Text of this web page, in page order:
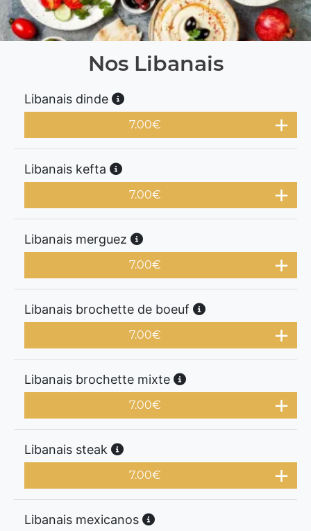
Nos Libanais
Libanais dinde
7.00€
Libanais kefta
7.00€
Libanais merguez
7.00€
Libanais brochette de boeuf
7.00€
Libanais brochette mixte
7.00€
Libanais steak
7.00€
Libanais mexicanos